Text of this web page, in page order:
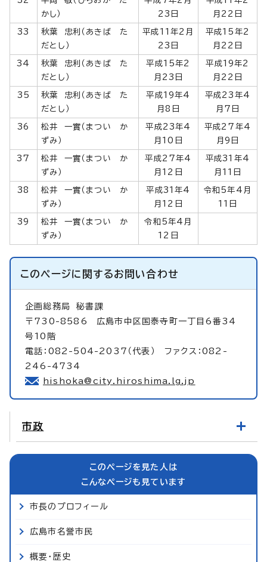
かし）
23日
月22日
33
秋葉 忠利（あきば た
だとし）
平成11年2月
23日
平成15年2
月22日
34
秋葉 忠利（あきば た
だとし）
平成15年2
月23日
平成19年2
月22日
35
秋葉 忠利（あきば た
だとし）
平成19年4
月8日
平成23年4
月7日
36
松井 一實（まつい か
ずみ）
平成23年4
月10日
平成27年4
月9日
37
松井 一實（まつい か
ずみ）
平成27年4
月12日
平成31年4
月11日
38
松井 一實（まつい か
ずみ）
平成31年4
月12日
令和5年4月
11日
39
松井 一實（まつい か
ずみ）
令和5年4月
12日
このページに関するお問い合わせ
企画総務局秘書課
〒730-8586 広島市中区国泰寺町一丁目6番34
号10階
電話：082-504-2037（代表） ファクス：082-
246-4734
hishoka@city.hiroshima.lg.jp
市政
このページを見た人は
こんなページも見ています
市長のプロフィール
広島市名誉市民
概要・歴史